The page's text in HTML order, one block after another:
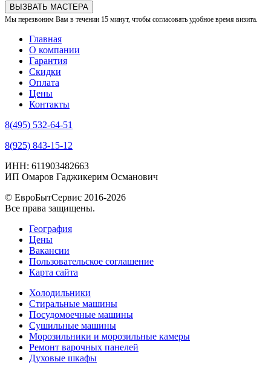
ВЫЗВАТЬ МАСТЕРА
Мы перезвоним Вам в течении 15 минут, чтобы согласовать удобное время визита.
Главная
О компании
Гарантия
Скидки
Оплата
Цены
Контакты
8(495) 532-64-51
8(925) 843-15-12
ИНН: 611903482663
ИП Омаров Гаджикерим Османович
© ЕвроБытСервис 2016-2026
Все права защищены.
География
Цены
Вакансии
Пользовательское соглашение
Карта сайта
Холодильники
Стиральные машины
Посудомоечные машины
Сушильные машины
Морозильники и морозильные камеры
Ремонт варочных панелей
Духовые шкафы